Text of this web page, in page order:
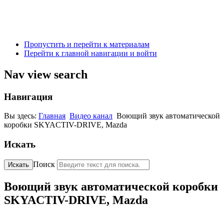
Пропустить и перейти к материалам
Перейти к главной навигации и войти
Nav view search
Навигация
Вы здесь: Главная Видео канал Воющий звук автоматической
коробки SKYACTIV-DRIVE, Mazda
Искать
Искать Поиск
Воющий звук автоматической коробки
SKYACTIV-DRIVE, Mazda